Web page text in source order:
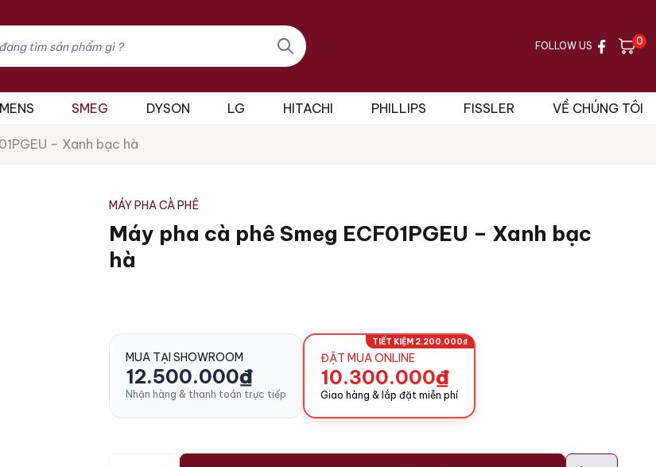
FOLLOW US 0
SMEG DYSON LG HITACHI PHILLIPS FISSLER VỀ CHÚNG TÔI
– Xanh bạc hà
MÁY PHA CÀ PHÊ
Máy pha cà phê Smeg ECF01PGEU – Xanh bạc
hà
MUA TẠI SHOWROOM
12.500.000₫
Nhận hàng & thanh toán trực tiếp
TIẾT KIỆM 2.200.000₫
ĐẶT MUA ONLINE
10.300.000₫
Giao hàng & lắp đặt miễn phí